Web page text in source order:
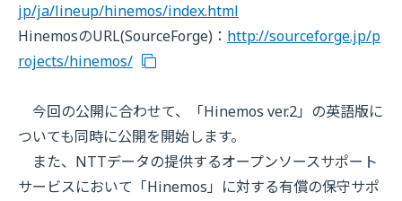
jp/ja/lineup/hinemos/index.html
HinemosのURL(SourceForge)： http://sourceforge.jp/p
rojects/hinemos/
今回の公開に合わせて、「Hinemos ver.2」の英語版に
ついても同時に公開を開始します。
また、NTTデータの提供するオープンソースサポート
サービスにおいて「Hinemos」に対する有償の保守サポ